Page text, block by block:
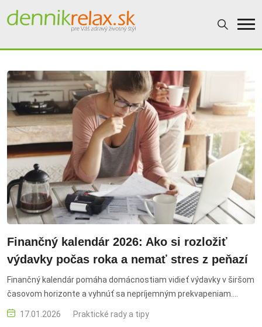
Dennikrelax
Finančný kalendár 2026: Ako si rozložiť
výdavky počas roka a nemať stres z peňazí
Finančný kalendár pomáha domácnostiam vidieť výdavky v širšom
časovom horizonte a vyhnúť sa nepríjemným prekvapeniam.
Nejde pritom o komplikovaný nástroj, ale o jednoduchý systém,
ktorý dáva financiám poriadok. Finančný kalendár 2026, výdavky,
17.01.2026 Praktické rady a tipy